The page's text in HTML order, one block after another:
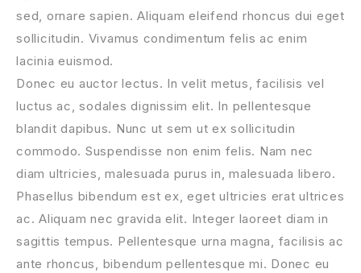
sed, ornare sapien. Aliquam eleifend rhoncus dui eget
sollicitudin. Vivamus condimentum felis ac enim
lacinia euismod.
Donec eu auctor lectus. In velit metus, facilisis vel
luctus ac, sodales dignissim elit. In pellentesque
blandit dapibus. Nunc ut sem ut ex sollicitudin
commodo. Suspendisse non enim felis. Nam nec
diam ultricies, malesuada purus in, malesuada libero.
Phasellus bibendum est ex, eget ultricies erat ultrices
ac. Aliquam nec gravida elit. Integer laoreet diam in
sagittis tempus. Pellentesque urna magna, facilisis ac
ante rhoncus, bibendum pellentesque mi. Donec eu